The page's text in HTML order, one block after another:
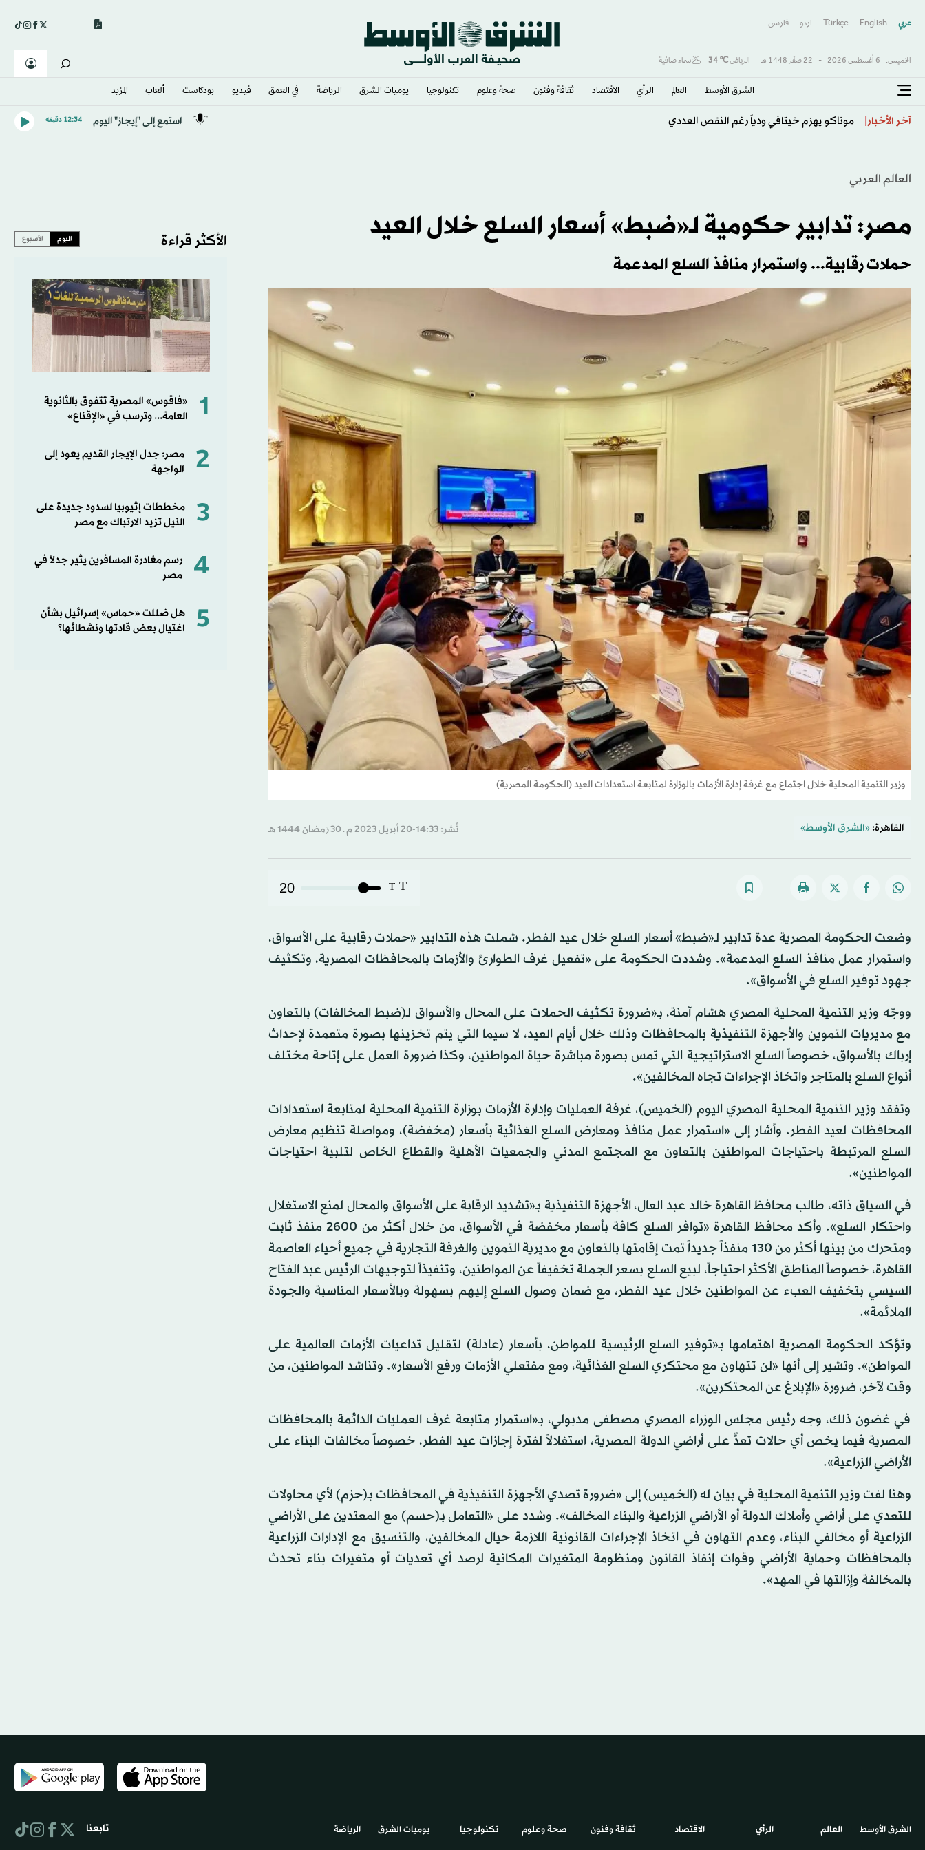
عربي English
Türkçe اردو فارسى
الخميس, 6 أغسطس 2026 - 22 صفَر 1448 هـ الرياض℃
34 سماء صافية
الشرق الأوسط​ العالم الرأي الاقتصاد ثقافة وفنون صحة وعلوم تكنولوجيا يوميات الشرق​ الرياضة في العمق فيديو بودكاست ألعاب المزيد
آخر الأخبار وزيرة الرياضة البرتغالية: ملتزمون بتنظيم أفضل كأس عالم في التاريخ مع إسبانيا والمغرب استمع إلى "إيجاز" اليوم 12:34 دقيقه
العالم العربي
مصر: تدابير حكومية لـ«ضبط» أسعار السلع خلال العيد
حملات رقابية... واستمرار منافذ السلع المدعمة
وزير التنمية المحلية خلال اجتماع مع غرفة إدارة الأزمات بالوزارة لمتابعة استعدادات العيد (الحكومة المصرية)
القاهرة: «الشرق الأوسط» نُشر: 14:33-20 أبريل 2023 م ـ 30 رَمضان 1444 هـ
T
T
20
وضعت الحكومة المصرية عدة تدابير لـ«ضبط» أسعار السلع خلال عيد الفطر. شملت هذه التدابير «حملات رقابية على الأسواق،
واستمرار عمل منافذ السلع المدعمة». وشددت الحكومة على «تفعيل غرف الطوارئ والأزمات بالمحافظات المصرية، وتكثيف
جهود توفير السلع في الأسواق».
ووجّه وزير التنمية المحلية المصري هشام آمنة، بـ«ضرورة تكثيف الحملات على المحال والأسواق لـ(ضبط المخالفات) بالتعاون
مع مديريات التموين والأجهزة التنفيذية بالمحافظات وذلك خلال أيام العيد، لا سيما التي يتم تخزينها بصورة متعمدة لإحداث
إرباك بالأسواق، خصوصاً السلع الاستراتيجية التي تمس بصورة مباشرة حياة المواطنين، وكذا ضرورة العمل على إتاحة مختلف
أنواع السلع بالمتاجر واتخاذ الإجراءات تجاه المخالفين».
وتفقد وزير التنمية المحلية المصري اليوم (الخميس)، غرفة العمليات وإدارة الأزمات بوزارة التنمية المحلية لمتابعة استعدادات
المحافظات لعيد الفطر. وأشار إلى «استمرار عمل منافذ ومعارض السلع الغذائية بأسعار (مخفضة)، ومواصلة تنظيم معارض
السلع المرتبطة باحتياجات المواطنين بالتعاون مع المجتمع المدني والجمعيات الأهلية والقطاع الخاص لتلبية احتياجات
المواطنين».
في السياق ذاته، طالب محافظ القاهرة خالد عبد العال، الأجهزة التنفيذية بـ«تشديد الرقابة على الأسواق والمحال لمنع الاستغلال
واحتكار السلع». وأكد محافظ القاهرة «توافر السلع كافة بأسعار مخفضة في الأسواق، من خلال أكثر من 2600 منفذ ثابت
ومتحرك من بينها أكثر من 130 منفذاً جديداً تمت إقامتها بالتعاون مع مديرية التموين والغرفة التجارية في جميع أحياء العاصمة
القاهرة، خصوصاً المناطق الأكثر احتياجاً، لبيع السلع بسعر الجملة تخفيفاً عن المواطنين، وتنفيذاً لتوجيهات الرئيس عبد الفتاح
السيسي بتخفيف العبء عن المواطنين خلال عيد الفطر، مع ضمان وصول السلع إليهم بسهولة وبالأسعار المناسبة والجودة
الملائمة».
وتؤكد الحكومة المصرية اهتمامها بـ«توفير السلع الرئيسية للمواطن، بأسعار (عادلة) لتقليل تداعيات الأزمات العالمية على
المواطن». وتشير إلى أنها «لن تتهاون مع محتكري السلع الغذائية، ومع مفتعلي الأزمات ورفع الأسعار». وتناشد المواطنين، من
وقت لآخر، ضرورة «الإبلاغ عن المحتكرين».
في غضون ذلك، وجه رئيس مجلس الوزراء المصري مصطفى مدبولي، بـ«استمرار متابعة غرف العمليات الدائمة بالمحافظات
المصرية فيما يخص أي حالات تعدٍّ على أراضي الدولة المصرية، استغلالاً لفترة إجازات عيد الفطر، خصوصاً مخالفات البناء على
الأراضي الزراعية».
وهنا لفت وزير التنمية المحلية في بيان له (الخميس) إلى «ضرورة تصدي الأجهزة التنفيذية في المحافظات بـ(حزم) لأي محاولات
للتعدي على أراضي وأملاك الدولة أو الأراضي الزراعية والبناء المخالف». وشدد على «التعامل بـ(حسم) مع المعتدين على الأراضي
الزراعية أو مخالفي البناء، وعدم التهاون في اتخاذ الإجراءات القانونية اللازمة حيال المخالفين، والتنسيق مع الإدارات الزراعية
بالمحافظات وحماية الأراضي وقوات إنفاذ القانون ومنظومة المتغيرات المكانية لرصد أي تعديات أو متغيرات بناء تحدث
بالمخالفة وإزالتها في المهد».
الأكثر قراءة اليوم الأسبوع
1
«فاقوس» المصرية تتفوق بالثانوية
العامة... وترسب في «الإقناع»
2
مصر: جدل الإيجار القديم يعود إلى
الواجهة
3
مخططات إثيوبيا لسدود جديدة على
النيل تزيد الارتباك مع مصر
4
رسم مغادرة المسافرين يثير جدلاً في
مصر
5
هل ضللت «حماس» إسرائيل بشأن
اغتيال بعض قادتها ونشطائها؟
الشرق الأوسط​ العالم الرأي الاقتصاد ثقافة وفنون صحة وعلوم تكنولوجيا يوميات الشرق​ الرياضة تابعنا